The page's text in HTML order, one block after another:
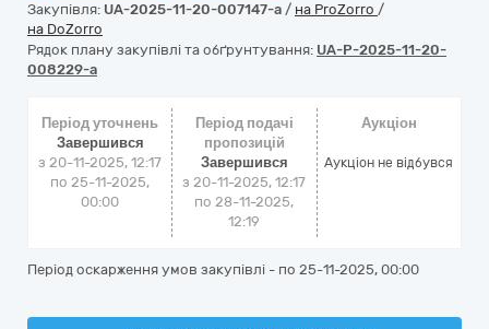
Закупівля: UA-2025-11-20-007147-a / на ProZorro /
на DoZorro
Рядок плану закупівлі та обґрунтування: UA-P-2025-11-20-
008229-a
Період уточнень
Завершився
з 20-11-2025, 12:17
по 25-11-2025,
00:00
Період подачі
пропозицій
Завершився
з 20-11-2025, 12:17
по 28-11-2025,
12:19
Аукціон
Аукціон не відбувся
Період оскарження умов закупівлі - по 25-11-2025, 00:00